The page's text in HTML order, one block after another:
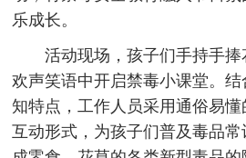
乐成长。
活动现场，孩子们手持手
欢声笑语中开启禁毒小课堂。
知特点，工作人员采用通俗易
互动形式，为孩子们普及毒品